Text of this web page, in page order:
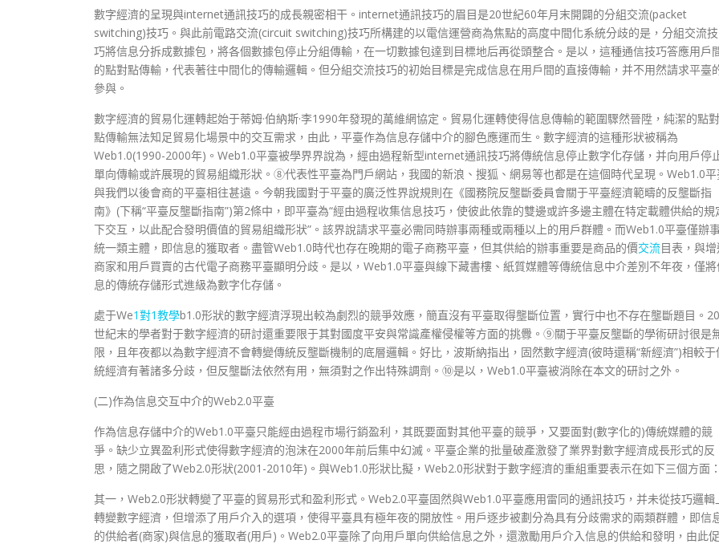
數字經濟的呈現與internet通訊技巧的成長親密相干。internet通訊技巧的眉目是20世紀60年月末開闢的分組交流(packet
switching)技巧。與此前電路交流(circuit switching)技巧所構建的以電信運營商為焦點的高度中間化系統分歧的是，分組交流技
巧將信息分拆成數據包，將各個數據包停止分組傳輸，在一切數據包達到目標地后再從頭整合。是以，這種通信技巧答應用戶
的點對點傳輸，代表著往中間化的傳輸邏輯。但分組交流技巧的初始目標是完成信息在用戶間的直接傳輸，并不用然請求平臺
參與。
數字經濟的貿易化運轉起始于蒂姆·伯納斯·李1990年發現的萬維網協定。貿易化運轉使得信息傳輸的範圍驟然晉陞，純潔的點對
點傳輸無法知足貿易化場景中的交互需求，由此，平臺作為信息存儲中介的腳色應運而生。數字經濟的這種形狀被稱為
Web1.0(1990-2000年)。Web1.0平臺被學界界說為，經由過程新型internet通訊技巧將傳統信息停止數字化存儲，并向用戶停
單向傳輸或許展現的貿易組織形狀。⑧代表性平臺為門戶網站，我國的新浪、搜狐、網易等也都是在這個時代呈現。Web1.0平
與我們以後會商的平臺相往甚遠。今朝我國對于平臺的廣泛性界說規則在《國務院反壟斷委員會關于平臺經濟範疇的反壟斷指
南》(下稱“平臺反壟斷指南”)第2條中，即平臺為“經由過程收集信息技巧，使彼此依靠的雙邊或許多邊主體在特定載體供給的規
下交互，以此配合發明價值的貿易組織形狀”。該界說請求平臺必需同時辦事兩種或兩種以上的用戶群體。而Web1.0平臺僅辦
統一類主體，即信息的獲取者。盡管Web1.0時代也存在晚期的電子商務平臺，但其供給的辦事重要是商品的價交流目表，與
商家和用戶買賣的古代電子商務平臺顯明分歧。是以，Web1.0平臺與線下藏書樓、紙質媒體等傳統信息中介差別不年夜，僅
息的傳統存儲形式進級為數字化存儲。
處于We1對1教學b1.0形狀的數字經濟浮現出較為劇烈的競爭效應，簡直沒有平臺取得壟斷位置，實行中也不存在壟斷題目。20
世紀末的學者對于數字經濟的研討還重要限于其對國度平安與常識產權侵權等方面的挑釁。⑨關于平臺反壟斷的學術研討很是
限，且年夜都以為數字經濟不會轉變傳統反壟斷機制的底層邏輯。好比，波斯納指出，固然數字經濟(彼時還稱“新經濟”)相較于
統經濟有著諸多分歧，但反壟斷法依然有用，無須對之作出特殊調劑。⑩是以，Web1.0平臺被消除在本文的研討之外。
(二)作為信息交互中介的Web2.0平臺
作為信息存儲中介的Web1.0平臺只能經由過程市場行銷盈利，其既要面對其他平臺的競爭，又要面對(數字化的)傳統媒體的競
爭。缺少立異盈利形式使得數字經濟的泡沫在2000年前后集中幻滅。平臺企業的批量破產激發了業界對數字經濟成長形式的反
思，隨之開啟了Web2.0形狀(2001-2010年)。與Web1.0形狀比擬，Web2.0形狀對于數字經濟的重組重要表示在如下三個方面：
其一，Web2.0形狀轉變了平臺的貿易形式和盈利形式。Web2.0平臺固然與Web1.0平臺應用雷同的通訊技巧，并未從技巧邏輯
轉變數字經濟，但增添了用戶介入的選項，使得平臺具有極年夜的開放性。用戶逐步被劃分為具有分歧需求的兩類群體，即信
的供給者(商家)與信息的獲取者(用戶)。Web2.0平臺除了向用戶單向供給信息之外，還激勵用戶介入信息的供給和發明，由此促